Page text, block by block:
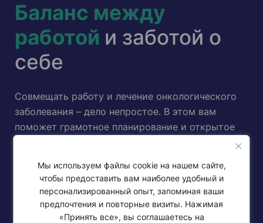
Мы используем файлы cookie на нашем сайте,
чтобы предоставить вам наиболее удобный и
персонализированный опыт, запоминая ваши
предпочтения и повторные визиты. Нажимая
«Принять все», вы соглашаетесь на
Баланс между
работой и заботой о
себе
Совмещать работу и лечение онкологического
заболевания – дело непростое. В этом вам
поможет грамотное планирование и открытое
Во-первых, установите границы и работайте в их
пределах – не берите на себя слишком много. Вы
можете сбавить темп и открыто сообщить об
этом своему начальнику или отделу кадров.